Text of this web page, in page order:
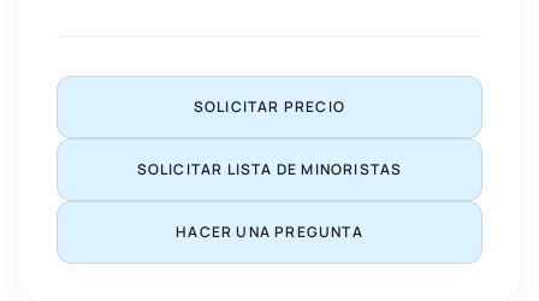
SOLICITAR PRECIO
SOLICITAR LISTA DE MINORISTAS
HACER UNA PREGUNTA